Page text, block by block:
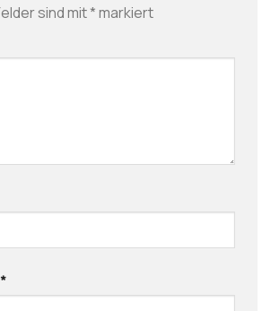
sind mit*markiert
*